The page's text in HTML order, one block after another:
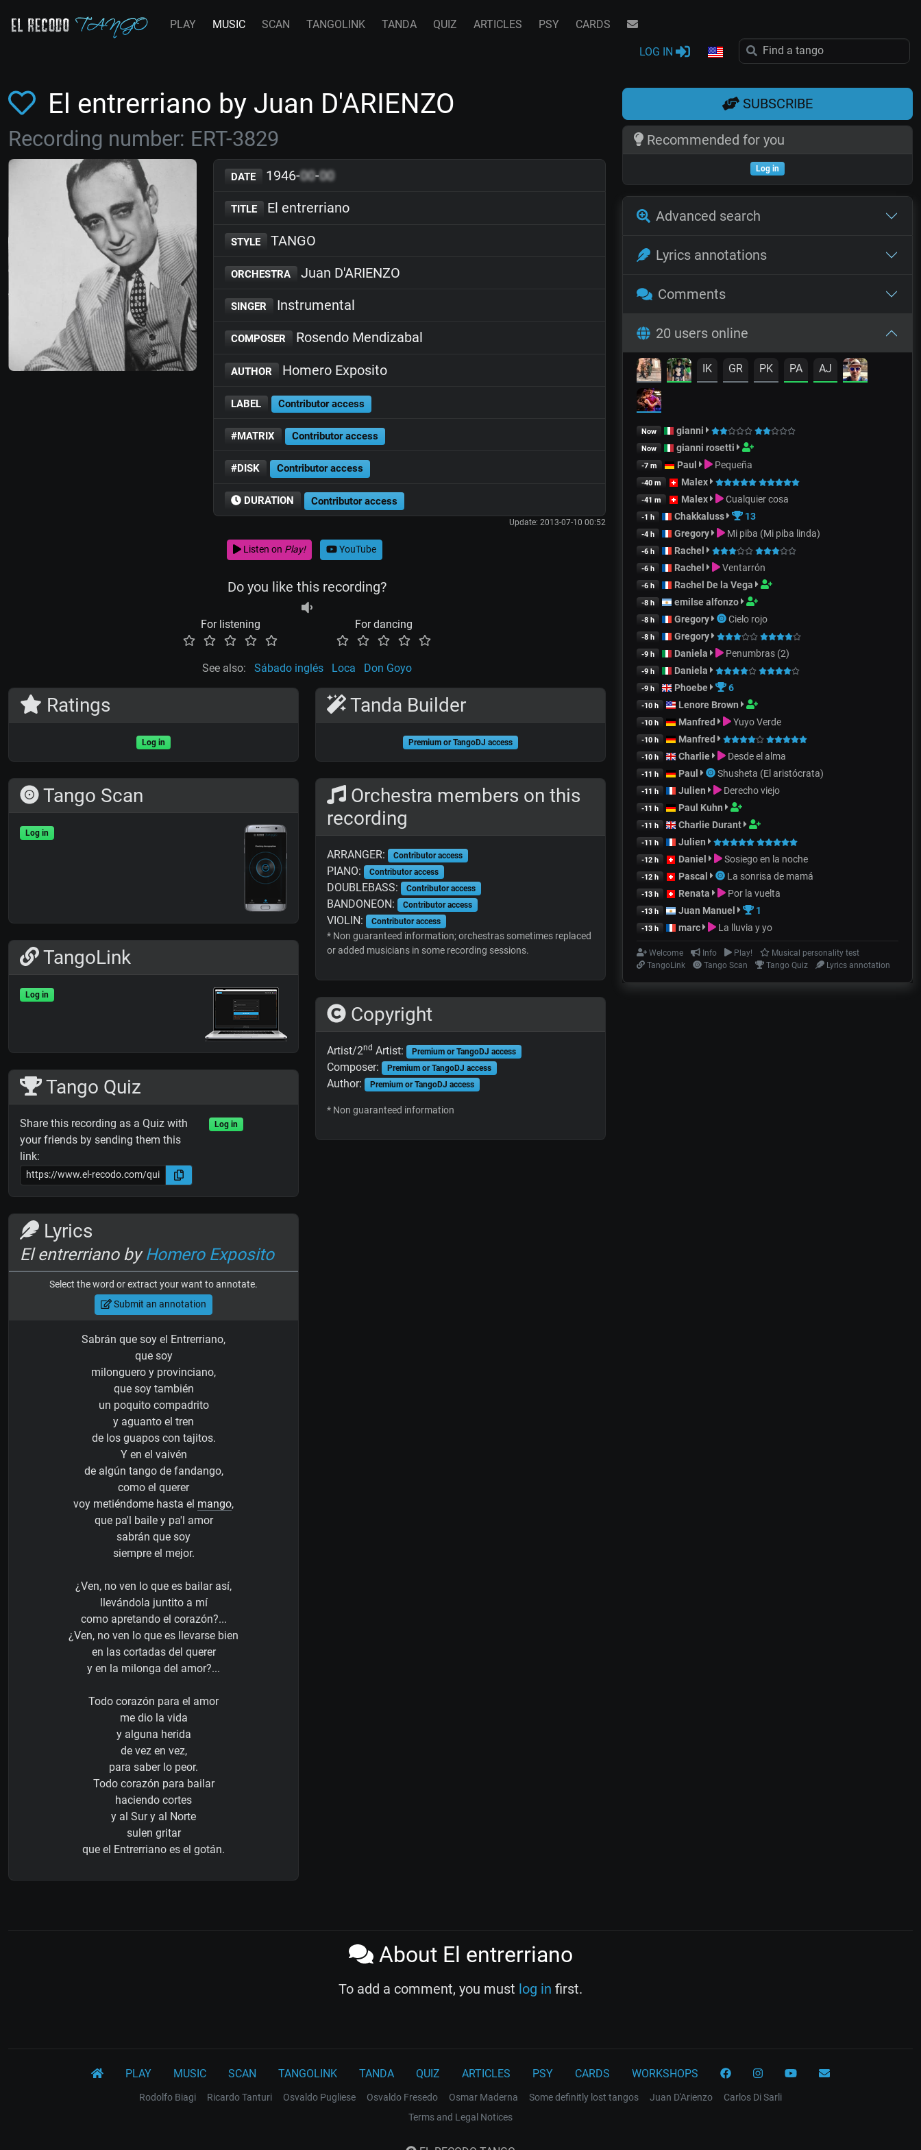
PLAY MUSIC SCAN TANGOLINK TANDA QUIZ ARTICLES PSY CARDS
LOG IN
El entrerriano by Juan D'ARIENZO
Recording number: ERT-3829
DATE 1946-00-00
TITLE El entrerriano
STYLE TANGO
ORCHESTRA Juan D'ARIENZO
SINGER Instrumental
COMPOSER Rosendo Mendizabal
AUTHOR Homero Exposito
LABEL Contributor access
#MATRIX Contributor access
#DISK Contributor access
DURATION Contributor access
Update: 2013-07-10 00:52
Listen on Play! YouTube
Do you like this recording?
For listening For dancing
See also: Sábado inglés Loca Don Goyo
Ratings
Log in
Tango Scan
Log in
TangoLink
Log in
Tango Quiz
Share this recording as a Quiz with
your friends by sending them this
link:
Log in
Lyrics
El entrerriano byHomero Exposito
Select the word or extract your want to annotate.
Submit an annotation
Sabrán que soy el Entrerriano,
que soy
milonguero y provinciano,
que soy también
un poquito compadrito
y aguanto el tren
de los guapos con tajitos.
Y en el vaivén
de algún tango de fandango,
como el querer
voy metiéndome hasta el mango,
que pa'l baile y pa'l amor
sabrán que soy
siempre el mejor.
¿Ven, no ven lo que es bailar así,
llevándola juntito a mí
como apretando el corazón?...
¿Ven, no ven lo que es llevarse bien
en las cortadas del querer
y en la milonga del amor?...
Todo corazón para el amor
me dio la vida
y alguna herida
de vez en vez,
para saber lo peor.
Todo corazón para bailar
haciendo cortes
y al Sur y al Norte
sulen gritar
que el Entrerriano es el gotán.
Tanda Builder
Premium or TangoDJ access
Orchestra members on this
recording
ARRANGER: Contributor access
PIANO: Contributor access
DOUBLEBASS: Contributor access
BANDONEON: Contributor access
VIOLIN: Contributor access
* Non guaranteed information; orchestras sometimes replaced
or added musicians in some recording sessions.
Copyright
Artist/2nd Artist: Premium or TangoDJ access
Composer: Premium or TangoDJ access
Author: Premium or TangoDJ access
* Non guaranteed information
SUBSCRIBE
Recommended for you
Log in
Advanced search
Lyrics annotations
Comments
20 users online
IK GR PK PA AJ
Now gianni
Now gianni rosetti
-7 m Paul Pequeña
-40 m Malex
-41 m Malex Cualquier cosa
-1 h Chakkaluss 13
-4 h Gregory Mi piba (Mi piba linda)
-6 h Rachel
-6 h Rachel Ventarrón
-6 h Rachel De la Vega
-8 h emilse alfonzo
-8 h Gregory Cielo rojo
-8 h Gregory
-9 h Daniela Penumbras (2)
-9 h Daniela
-9 h Phoebe 6
-10 h Lenore Brown
-10 h Manfred Yuyo Verde
-10 h Manfred
-10 h Charlie Desde el alma
-11 h Paul Shusheta (El aristócrata)
-11 h Julien Derecho viejo
-11 h Paul Kuhn
-11 h Charlie Durant
-11 h Julien
-12 h Daniel Sosiego en la noche
-12 h Pascal La sonrisa de mamá
-13 h Renata Por la vuelta
-13 h Juan Manuel 1
-13 h marc La lluvia y yo
Welcome Info Play!
Musical personality test
TangoLink
Tango Scan Tango Quiz Lyrics annotation
About El entrerriano
To add a comment, you must log in first.
PLAY MUSIC SCAN TANGOLINK TANDA QUIZ ARTICLES PSY CARDS WORKSHOPS
Rodolfo Biagi Ricardo Tanturi Osvaldo Pugliese Osvaldo Fresedo Osmar Maderna Some definitly lost tangos Juan D'Arienzo
Carlos Di Sarli
Terms and Legal Notices